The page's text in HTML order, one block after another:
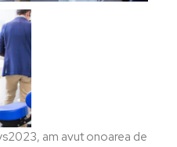
am avut onoarea de